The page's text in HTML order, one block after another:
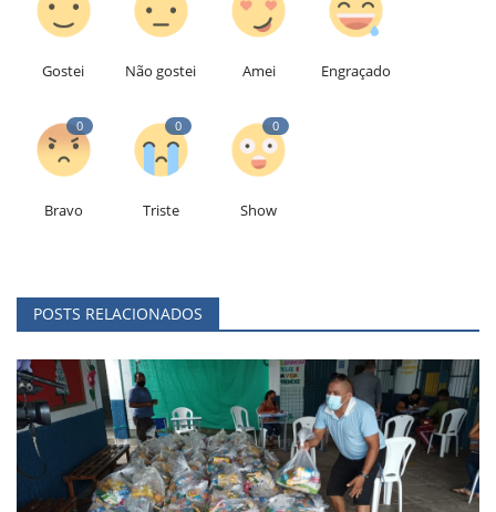
Gostei Não gostei Amei Engraçado
0
Bravo
0
Triste
0
Show
POSTS RELACIONADOS